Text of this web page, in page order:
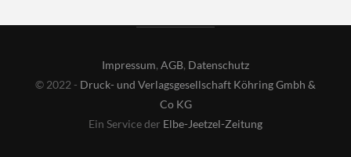
Impressum,AGB, Datenschutz
© 2022 - Druck- und Verlagsgesellschaft Köhring Gmbh &
Co KG
Ein Service der Elbe-Jeetzel-Zeitung